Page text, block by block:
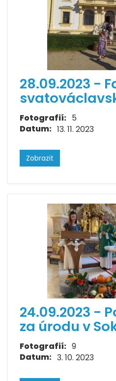
28.09.2023 -
Fotografií: 5
Datum: 13. 11. 2023
Zobrazit
24.09.2023 -
za úrodu v
Fotografií: 9
Datum: 3. 10. 2023